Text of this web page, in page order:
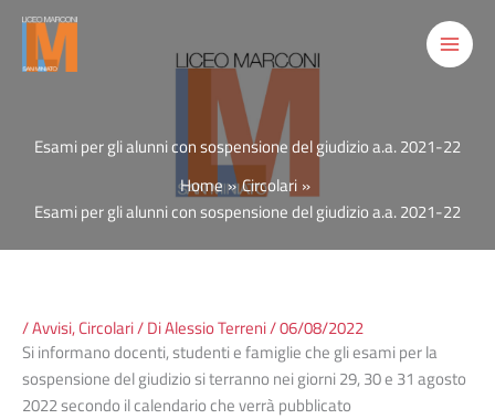
contenuto
Esami per gli alunni con sospensione del giudizio a.a. 2021-22
Home
Circolari
Esami per gli alunni con sospensione del giudizio a.a. 2021-22
/Avvisi,Circolari/ DiAlessio Terreni/06/08/2022
Si informano docenti, studenti e famiglie che gli esami per la
sospensione del giudizio si terranno nei giorni 29, 30 e 31 agosto
2022 secondo il calendario che verrà pubblicato